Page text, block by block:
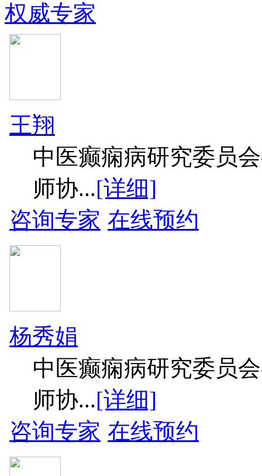
权威专家
王翔
中医癫痫病研究委员
师协...[详细]
咨询专家 在线预约
杨秀娟
中医癫痫病研究委员
师协...[详细]
咨询专家 在线预约